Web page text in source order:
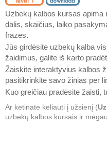
Uzbekų kalbos kursas apima
dalis, skaičius, laiko
frazes.
Jūs girdėsite uzbekų kalba
žaidimus, galite iš karto
Žaiskite interaktyvius kalbos
pasitikrinkite savo žinias per
Kuo greičiau pradėsite žaisti,
Ar ketinate keliauti į užsienį (
uzbekų kalbos kursais ir